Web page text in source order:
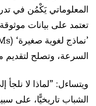
المعلوماتي يَكْمُن في
تعتمد على بيانات
السرعة، وتصلح
ويتساءل: ”لماذا لا نلجأ
الشباب تاريخيًّا، على